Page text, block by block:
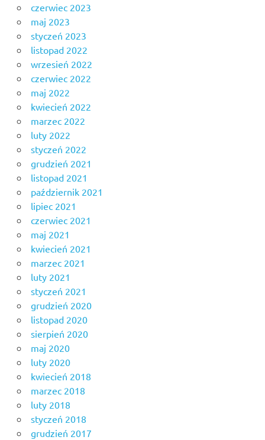
czerwiec 2023
maj 2023
styczeń 2023
listopad 2022
wrzesień 2022
czerwiec 2022
maj 2022
kwiecień 2022
marzec 2022
luty 2022
styczeń 2022
grudzień 2021
listopad 2021
październik 2021
lipiec 2021
czerwiec 2021
maj 2021
kwiecień 2021
marzec 2021
luty 2021
styczeń 2021
grudzień 2020
listopad 2020
sierpień 2020
maj 2020
luty 2020
kwiecień 2018
marzec 2018
luty 2018
styczeń 2018
grudzień 2017